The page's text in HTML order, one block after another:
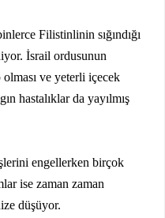
Filistinlinin sığındığı
İsrail ordusunun
olması ve yeterli içecek
hastalıklar da yayılmış
engellerken birçok
ise zaman zaman
düşüyor.